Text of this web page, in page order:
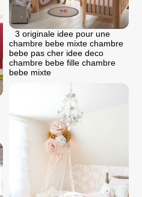
3 originale idee pour une
chambre bebe mixte chambre
bebe pas cher idee deco
chambre bebe fille chambre
bebe mixte